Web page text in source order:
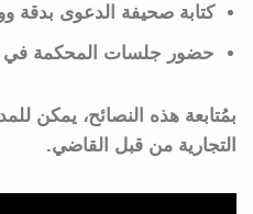
كتابة صحيفة الدعوى بدقة
حضور جلسات المحكمة في
بمُتابعة هذه النصائح، يمكن
التجارية من قبل القاضي.